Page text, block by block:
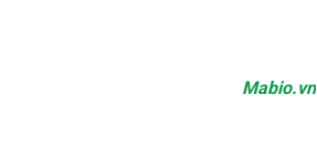
Mabio.vn